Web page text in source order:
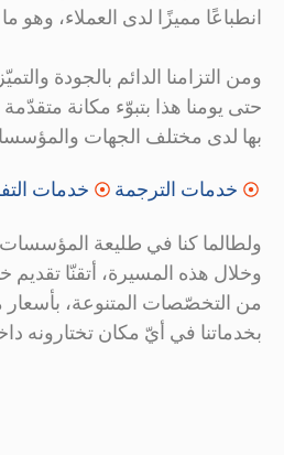
انطباعًا مميزًا لدى العملاء، وهو ما يُميّز
ومن التزامنا الدائم بالجودة
حتى يومنا هذا بتبوّء مكانة
بها لدى مختلف الجهات
خدمات الترجمة خدمات
وخلال هذه المسيرة، أتقنّا
من التخصّصات المتنوعة، بأسعار
بخدماتنا في أيّ مكان تختارونه